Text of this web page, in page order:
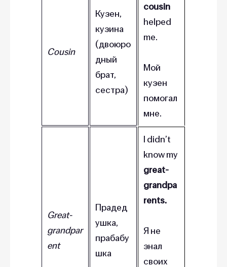
Cousin
Кузен,
кузина
(двоюро
дный
брат,
сестра)
cousin
helped
me.
Мой
кузен
помогал
мне.
Great-
grandpar
ent
Прадед
ушка,
прабабу
шка
I didn’t
know my
great-
grandpa
rents.
Я не
знал
своих